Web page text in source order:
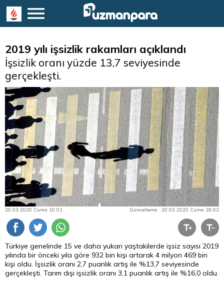
2019 yılı işsizlik rakamları açıklandı
İşsizlik oranı yüzde 13,7 seviyesinde
gerçekleşti.
20.03.2020 Cuma 10:01 Güncelleme : 20.03.2020 Cuma 18:02
Türkiye genelinde 15 ve daha yukarı yaştakilerde işsiz sayısı 2019
yılında bir önceki yıla göre 932 bin kişi artarak 4 milyon 469 bin
kişi oldu. İşsizlik oranı 2,7 puanlık artış ile %13,7 seviyesinde
gerçekleşti. Tarım dışı işsizlik oranı 3,1 puanlık artış ile %16,0 oldu.